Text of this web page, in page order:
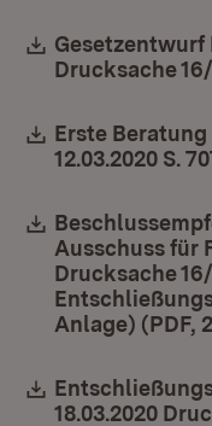
Download:
Gesetzentwurf
Drucksache
Download:
Erste
12.03.2020 S.
Download:
Ausschuss für
Drucksache
Anlage) (PDF,
Download:
18.03.2020